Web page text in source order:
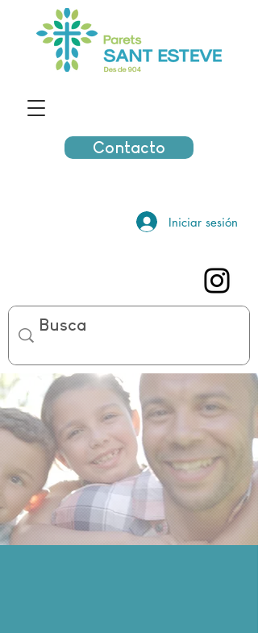
Iniciar sesión
Contacto